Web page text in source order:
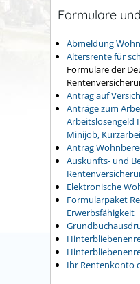
Formulare
Abmeldung
Altersrente für
Formulare der
Antrag auf
Anträge zum
Arbeitslosengeld
Minijob,
Antrag
Auskunfts- und
Elektronische
Formularpaket
Erwerbsfähigkeit
Ihr Rentenkonto